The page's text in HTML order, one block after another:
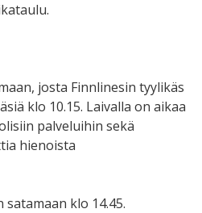
josta Finnlinesin tyylikäs
klo 10.15. Laivalla on aikaa
palveluihin sekä
hienoista
klo 14.45.